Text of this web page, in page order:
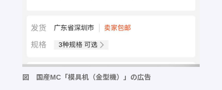
図 国産MC「模具机（金型機）」の広告